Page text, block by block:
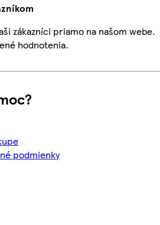
zákazníci priamo na našom webe.
hodnotenia.
podmienky